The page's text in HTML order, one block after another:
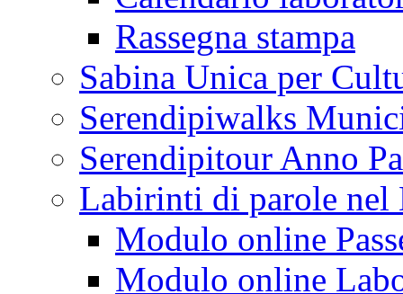
Rassegna stampa
Sabina Unica per
Serendipiwalks
Serendipitour Anno
Labirinti di parole
Modulo online
Modulo online